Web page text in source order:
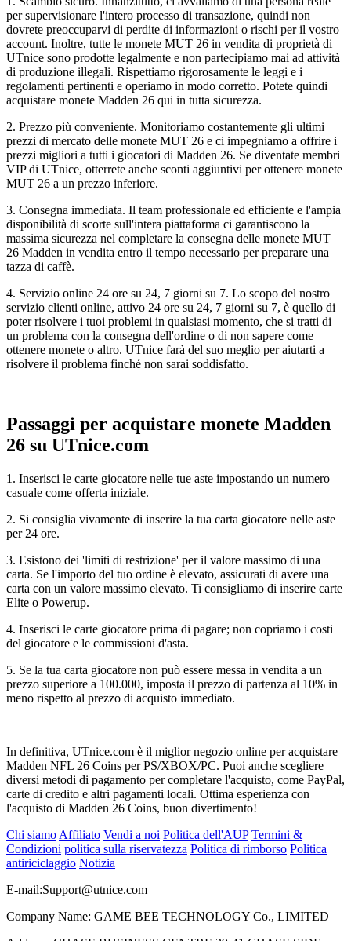
per supervisionare l'intero processo di transazione, quindi non
dovrete preoccuparvi di perdite di informazioni o rischi per il vostro
account. Inoltre, tutte le monete MUT 26 in vendita di proprietà di
UTnice sono prodotte legalmente e non partecipiamo mai ad attività
di produzione illegali. Rispettiamo rigorosamente le leggi e i
regolamenti pertinenti e operiamo in modo corretto. Potete quindi
acquistare monete Madden 26 qui in tutta sicurezza.
2. Prezzo più conveniente. Monitoriamo costantemente gli ultimi
prezzi di mercato delle monete MUT 26 e ci impegniamo a offrire i
prezzi migliori a tutti i giocatori di Madden 26. Se diventate membri
VIP di UTnice, otterrete anche sconti aggiuntivi per ottenere monete
MUT 26 a un prezzo inferiore.
3. Consegna immediata. Il team professionale ed efficiente e l'ampia
disponibilità di scorte sull'intera piattaforma ci garantiscono la
massima sicurezza nel completare la consegna delle monete MUT
26 Madden in vendita entro il tempo necessario per preparare una
tazza di caffè.
4. Servizio online 24 ore su 24, 7 giorni su 7. Lo scopo del nostro
servizio clienti online, attivo 24 ore su 24, 7 giorni su 7, è quello di
poter risolvere i tuoi problemi in qualsiasi momento, che si tratti di
un problema con la consegna dell'ordine o di non sapere come
ottenere monete o altro. UTnice farà del suo meglio per aiutarti a
risolvere il problema finché non sarai soddisfatto.
Passaggi per acquistare monete Madden
26 su UTnice.com
1. Inserisci le carte giocatore nelle tue aste impostando un numero
casuale come offerta iniziale.
2. Si consiglia vivamente di inserire la tua carta giocatore nelle aste
per 24 ore.
3. Esistono dei 'limiti di restrizione' per il valore massimo di una
carta. Se l'importo del tuo ordine è elevato, assicurati di avere una
carta con un valore massimo elevato. Ti consigliamo di inserire carte
Elite o Powerup.
4. Inserisci le carte giocatore prima di pagare; non copriamo i costi
del giocatore e le commissioni d'asta.
5. Se la tua carta giocatore non può essere messa in vendita a un
prezzo superiore a 100.000, imposta il prezzo di partenza al 10% in
meno rispetto al prezzo di acquisto immediato.
In definitiva, UTnice.com è il miglior negozio online per acquistare
Madden NFL 26 Coins per PS/XBOX/PC. Puoi anche scegliere
diversi metodi di pagamento per completare l'acquisto, come PayPal,
carte di credito e altri pagamenti locali. Ottima esperienza con
l'acquisto di Madden 26 Coins, buon divertimento!
Chi siamo Affiliato Vendi a noi Politica dell'AUP Termini &
Condizioni politica sulla riservatezza Politica di rimborso Politica
antiriciclaggio Notizia
E-mail:Support@utnice.com
Company Name: GAME BEE TECHNOLOGY Co., LIMITED